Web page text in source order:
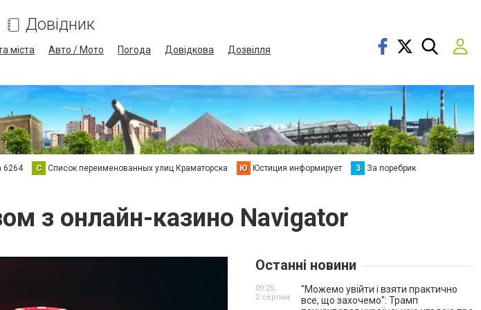
Довідник
міста Авто / Мото Погода Довідкова
Дозвілля
6264 С Список переименованных улиц Краматорска Ю Юстиция информирует З За поребрик
з онлайн-казино Navigator
Останні новини
"Можемо увійти і взяти практично
все, що захочемо": Трамп
09:25,
2 серпня